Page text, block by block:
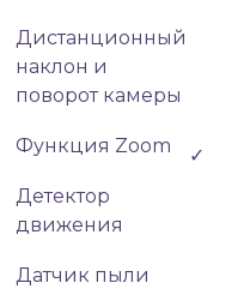
Дистанционный
наклон и
поворот камеры
Функция Zoom ✓
Детектор
движения
Датчик пыли